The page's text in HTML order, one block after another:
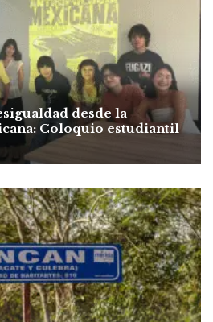
desde la
Coloquio estudiantil